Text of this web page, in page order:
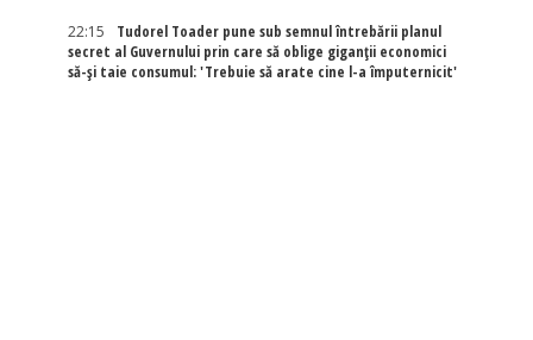
22:15
Tudorel Toader pune sub semnul întrebării planul
secret al Guvernului prin care să oblige giganții economici
să-și taie consumul: 'Trebuie să arate cine l-a împuternicit'